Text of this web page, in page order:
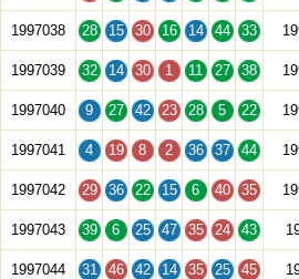
1997038 28 15 30 16 14 44 33
1997039 32 14 30 1 11 27 38
1997040 9 27 42 23 28 5 22
1997041 4 19 8 2 36 37 44
1997042 29 36 22 15 6 40 35
1997043 39 6 25 47 35 24 43
1997044 31 46 42 14 35 25 45